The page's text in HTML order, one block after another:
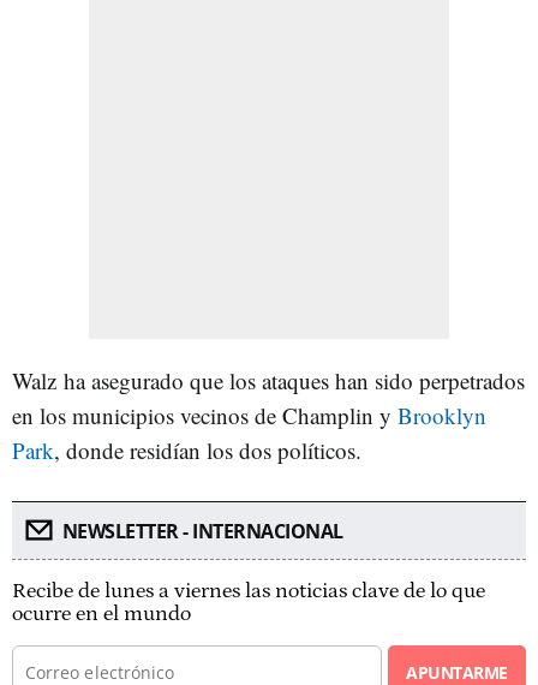
Walz ha asegurado que los ataques han sido perpetrados
en los municipios vecinos de Champlin y Brooklyn
Park, donde residían los dos políticos.
NEWSLETTER - INTERNACIONAL
Recibe de lunes a viernes las noticias clave de lo que
ocurre en el mundo
APUNTARME